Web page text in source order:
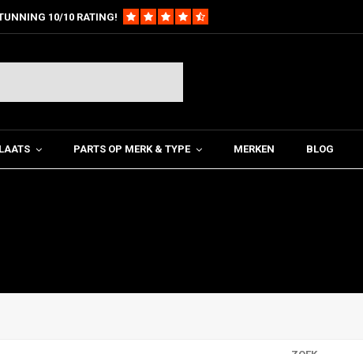
10/10 RATING!
PARTS OP MERK & TYPE MERKEN BLOG